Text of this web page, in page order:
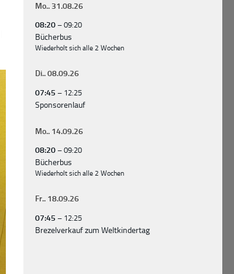
Mo.. 31.08.26
08:20 – 09:20
Bücherbus
Wiederholt sich alle 2 Wochen
Di..08.09.26
07:45 – 12:25
Sponsorenlauf
Mo.. 14.09.26
08:20 – 09:20
Bücherbus
Wiederholt sich alle 2 Wochen
Fr.. 18.09.26
07:45 – 12:25
Brezelverkauf zum Weltkindertag